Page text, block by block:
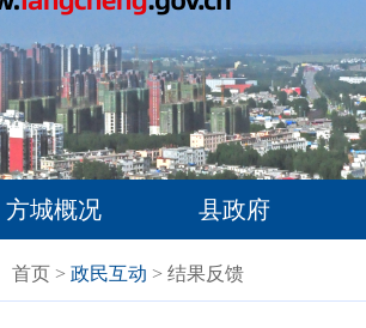
方城概况 县政府
首页 > 政民互动 > 结果反馈